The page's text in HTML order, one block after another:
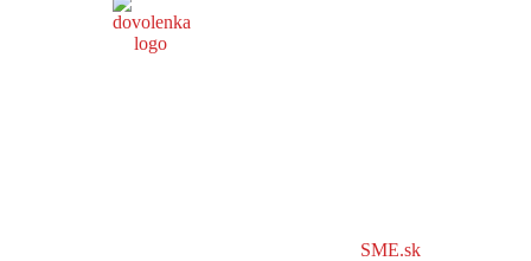
SME.sk